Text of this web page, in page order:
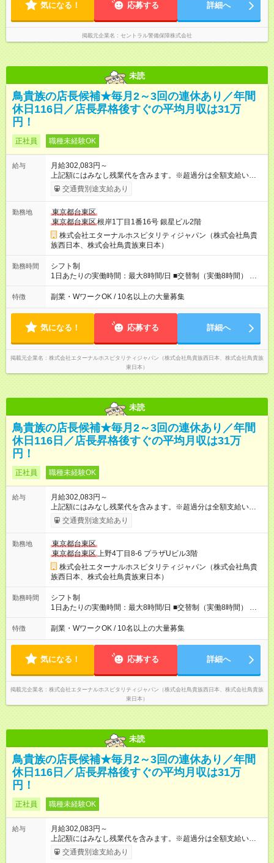
気になる！ 応募する 詳細へ
掲載元企業名 セントラル警備保障株式会社
未読
鳥貴族の店長候補★毎月2～3回の連休あり／年間
休日116日／店長昇格後すぐの平均月収は31万
円！
正社員 職種未経験OK
給与
月給302,083円～
上記額にはみなし残業代を含みます。※超過分は全額支給いたし
ます。 みなし残業代 51,845円 以上／月 みなし残業時間 30時間
／月 定額深夜手当（60時間、2万738円～）含む。 それぞれ
未経験スタートのメンバーも多いです。 ◎上司との距離が近
く、困ったことがあってもマネージャーにすぐ相談できます。
◎女性活躍中！女性管理職登用実績あり！ ◎月1回エリア会議あ
り。社長が直接、目標や方針を発表します。 ⇒各店舗の好事例
を知れるなど、刺激がたくさん 【試用期間】試用期間なし
交通費別途支給あり
勤務地
東京都台東区
東京都台東区根岸1丁目1番16号 銀星ビル2階
株式会社エターナルホスピタリティジャパン（株式会社鳥貴
族西日本、株式会社鳥貴族東日本）
勤務時間
シフト制
1日あたりの実働時間：最大8時間/日 ■交替制（実働8時間） ※勤
務時間帯は各店舗により異なります。1日1時間程度の残業あ
り。 ▼シフト例 ・16：00～翌2：00 ・11：00～21：00 ・
止！＞ どうしても必要な時は、報告をしてもらっています。
特徴 副業・WワークOK / 10名以上の大量募集
気になる！ 応募する 詳細へ
掲載元企業名
株式会社エターナルホスピタリティジャパン（株式会社鳥貴族西日本、株式会社鳥貴族
東日本）
未読
鳥貴族の店長候補★毎月2～3回の連休あり／年間
休日116日／店長昇格後すぐの平均月収は31万
円！
正社員 職種未経験OK
給与
月給302,083円～
上記額にはみなし残業代を含みます。※超過分は全額支給いたし
ます。 みなし残業代 51,845円 以上／月 みなし残業時間 30時間
／月 定額深夜手当（60時間、2万738円～）含む。 それぞれ
未経験スタートのメンバーも多いです。 ◎上司との距離が近
く、困ったことがあってもマネージャーにすぐ相談できます。
◎女性活躍中！女性管理職登用実績あり！ ◎月1回エリア会議あ
り。社長が直接、目標や方針を発表します。 ⇒各店舗の好事例
を知れるなど、刺激がたくさん 【試用期間】試用期間なし
交通費別途支給あり
勤務地
東京都台東区
東京都台東区上野4丁目8‐6 プラザUビル3階
株式会社エターナルホスピタリティジャパン（株式会社鳥貴
族西日本、株式会社鳥貴族東日本）
勤務時間
シフト制
1日あたりの実働時間：最大8時間/日 ■交替制（実働8時間） ▼
シフト例 ○16：00～翌2：00 ○20：00～翌6：00 ※営業時間は店
舗による。 ＜無断残業は絶対禁止！＞ どうしても必要な時は、
すが、これをゼロにするのが目標の一つです。
特徴 副業・WワークOK / 10名以上の大量募集
気になる！ 応募する 詳細へ
掲載元企業名
株式会社エターナルホスピタリティジャパン（株式会社鳥貴族西日本、株式会社鳥貴族
東日本）
未読
鳥貴族の店長候補★毎月2～3回の連休あり／年間
休日116日／店長昇格後すぐの平均月収は31万
円！
正社員 職種未経験OK
給与
月給302,083円～
上記額にはみなし残業代を含みます。※超過分は全額支給いたし
ます。 みなし残業代 51,845円 以上／月 みなし残業時間 30時間
／月 定額深夜手当（60時間、2万738円～）含む。 それぞれ
交通費別途支給あり